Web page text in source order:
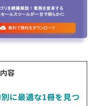
容
に最適な1冊を見つ